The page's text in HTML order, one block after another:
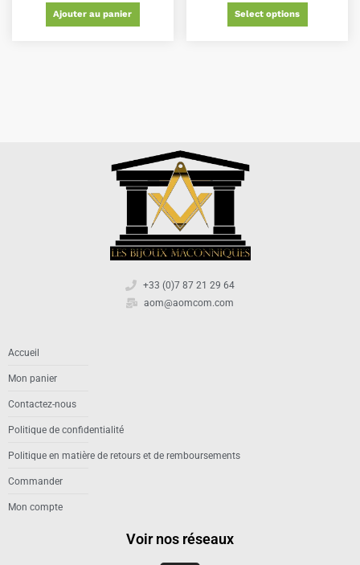
Ajouter au panier Select options
+33 (0)7 87 21 29 64
aom@aomcom.com
Accueil
Mon panier
Contactez-nous
Politique de confidentialité
Politique en matière de retours et de remboursements
Commander
Mon compte
Voir nos réseaux